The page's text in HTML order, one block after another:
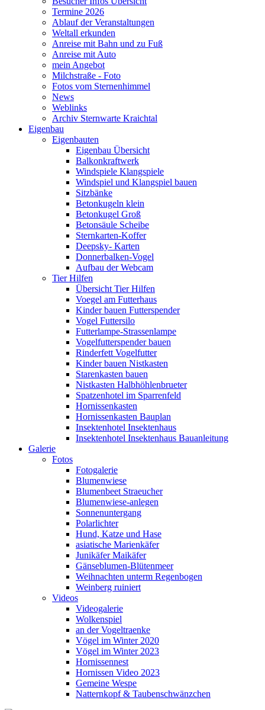
Termine 2026
Ablauf der Veranstaltungen
Weltall erkunden
Anreise mit Bahn und zu Fuß
Anreise mit Auto
mein Angebot
Milchstraße - Foto
Fotos vom Sternenhimmel
News
Weblinks
Archiv Sternwarte Kraichtal
Eigenbau
Eigenbauten
Eigenbau Übersicht
Balkonkraftwerk
Windspiele Klangspiele
Windspiel und Klangspiel bauen
Sitzbänke
Betonkugeln klein
Betonkugel Groß
Betonsäule Scheibe
Sternkarten-Koffer
Deepsky- Karten
Donnerbalken-Vogel
Aufbau der Webcam
Tier Hilfen
Übersicht Tier Hilfen
Voegel am Futterhaus
Kinder bauen Futterspender
Vogel Futtersilo
Futterlampe-Strassenlampe
Vogelfutterspender bauen
Rinderfett Vogelfutter
Kinder bauen Nistkasten
Starenkasten bauen
Nistkasten Halbhöhlenbrueter
Spatzenhotel im Sparrenfeld
Hornissenkasten
Hornissenkasten Bauplan
Insektenhotel Insektenhaus
Insektenhotel Insektenhaus Bauanleitung
Galerie
Fotos
Fotogalerie
Blumenwiese
Blumenbeet Straeucher
Blumenwiese-anlegen
Sonnenuntergang
Polarlichter
Hund, Katze und Hase
asiatische Marienkäfer
Junikäfer Maikäfer
Gänseblumen-Blütenmeer
Weihnachten unterm Regenbogen
Weinberg ruiniert
Videos
Videogalerie
Wolkenspiel
an der Vogeltraenke
Vögel im Winter 2020
Vögel im Winter 2023
Hornissennest
Hornissen Video 2023
Gemeine Wespe
Natternkopf & Taubenschwänzchen